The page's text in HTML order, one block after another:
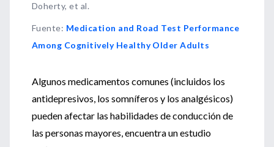
Doherty, et al.
Fuente: Medication and Road Test Performance
Among Cognitively Healthy Older Adults
Algunos medicamentos comunes (incluidos los
antidepresivos, los somníferos y los analgésicos)
pueden afectar las habilidades de conducción de
las personas mayores, encuentra un estudio